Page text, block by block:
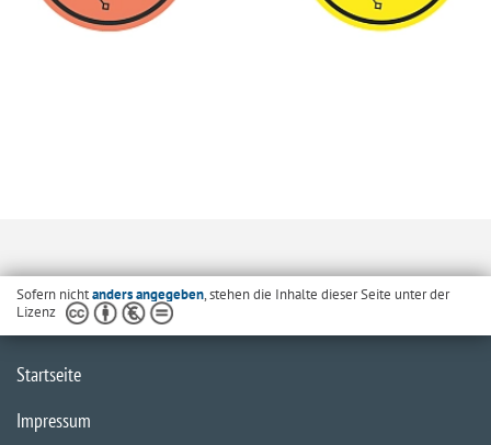
Sofern nichtanders angegeben, stehen die Inhalte dieser Seite unter der
Lizenz
Startseite
Impressum